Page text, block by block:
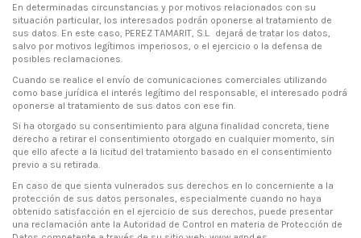
En determinadas circunstancias y por motivos relacionados con su
situación particular, los interesados podrán oponerse al tratamiento de
sus datos. En este caso, PEREZ TAMARIT, S.L. dejará de tratar los datos,
salvo por motivos legítimos imperiosos, o el ejercicio o la defensa de
posibles reclamaciones.
Cuando se realice el envío de comunicaciones comerciales utilizando
como base jurídica el interés legítimo del responsable, el interesado podrá
oponerse al tratamiento de sus datos con ese fin.
Si ha otorgado su consentimiento para alguna finalidad concreta, tiene
derecho a retirar el consentimiento otorgado en cualquier momento, sin
que ello afecte a la licitud del tratamiento basado en el consentimiento
previo a su retirada.
En caso de que sienta vulnerados sus derechos en lo concerniente a la
protección de sus datos personales, especialmente cuando no haya
obtenido satisfacción en el ejercicio de sus derechos, puede presentar
una reclamación ante la Autoridad de Control en materia de Protección de